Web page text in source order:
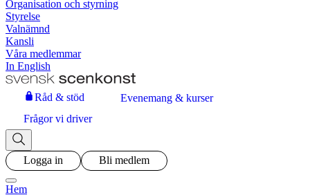
Organisation och styrning
Styrelse
Valnämnd
Kansli
Våra medlemmar
In English
Råd & stöd
Evenemang & kurser
Frågor vi driver
Logga in Bli medlem
Hem